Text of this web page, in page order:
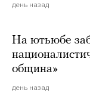
день назад
На ютьюбе
община»
день назад